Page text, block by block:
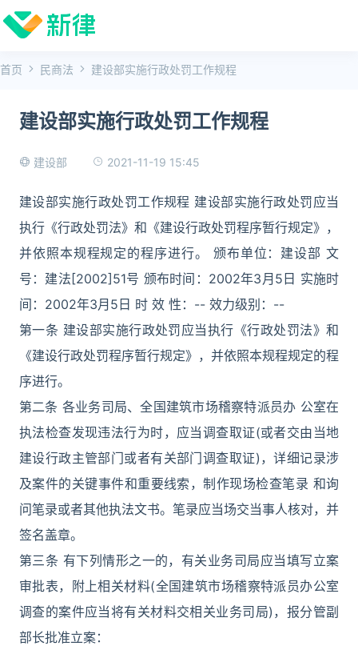
首页 民商法 建设部实施行政处罚工作规程
建设部实施行政处罚工作规程
建设部 2021-11-19 15:45
建设部实施行政处罚工作规程 建设部实施行政处罚应当
执行《行政处罚法》和《建设行政处罚程序暂行规定》，
并依照本规程规定的程序进行。 颁布单位：建设部 文
号：建法[2002]51号 颁布时间：2002年3月5日 实施时
间：2002年3月5日 时 效 性：-- 效力级别：--
第一条 建设部实施行政处罚应当执行《行政处罚法》和
《建设行政处罚程序暂行规定》，并依照本规程规定的程
序进行。
第二条 各业务司局、全国建筑市场稽察特派员办 公室在
执法检查发现违法行为时，应当调查取证(或者交由当地
建设行政主管部门或者有关部门调查取证)，详细记录涉
及案件的关键事件和重要线索，制作现场检查笔录 和询
问笔录或者其他执法文书。笔录应当场交当事人核对，并
签名盖章。
第三条 有下列情形之一的，有关业务司局应当填写立案
审批表，附上相关材料(全国建筑市场稽察特派员办公室
调查的案件应当将有关材料交相关业务司局)，报分管副
部长批准立案：